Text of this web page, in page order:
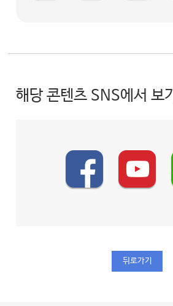
해당 콘텐츠 SNS에서 보기
뒤로가기